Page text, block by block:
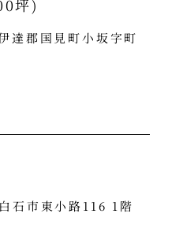
坪)
郡国見町小坂字町
市東小路116 1階